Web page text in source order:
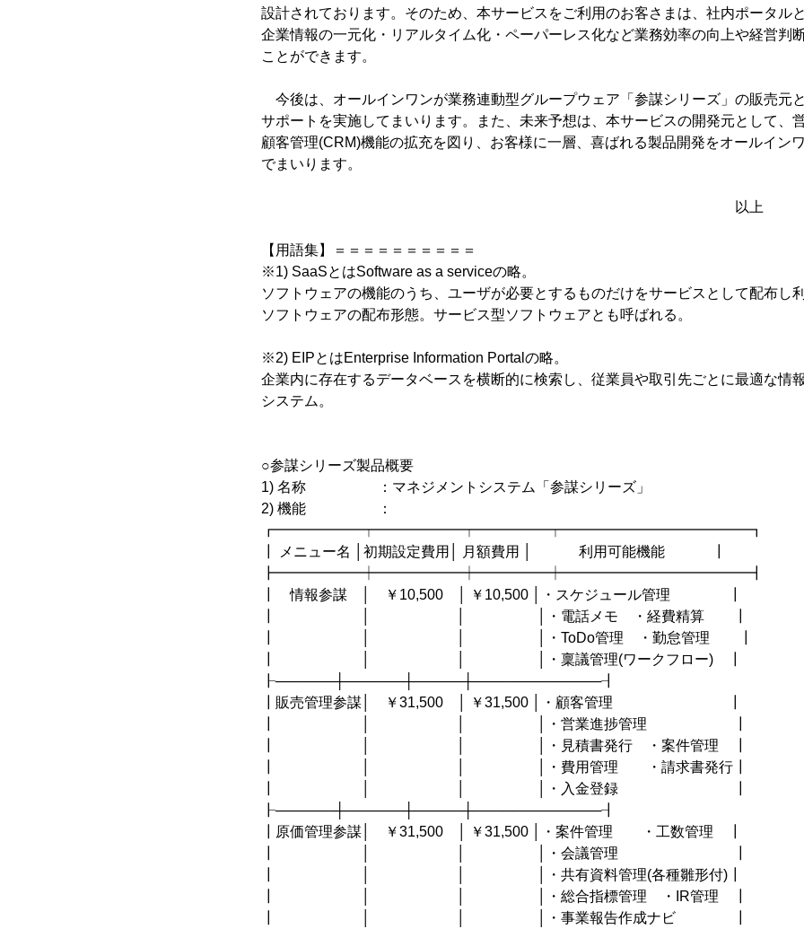
設計されております。そのため、本サービスをご利用のお客さまは、社内ポータル
企業情報の一元化・リアルタイム化・ペーパーレス化など業務効率の向上や経営判
ことができます。
今後は、オールインワンが業務連動型グループウェア「参謀シリーズ」の販売元
サポートを実施してまいります。また、未来予想は、本サービスの開発元として、
顧客管理(CRM)機能の拡充を図り、お客様に一層、喜ばれる製品開発をオールイン
でまいります。
以上
【用語集】＝＝＝＝＝＝＝＝＝＝
※1) SaaSとはSoftware as a serviceの略。
ソフトウェアの機能のうち、ユーザが必要とするものだけをサービスとして配布し
ソフトウェアの配布形態。サービス型ソフトウェアとも呼ばれる。
※2) EIPとはEnterprise Information Portalの略。
企業内に存在するデータベースを横断的に検索し、従業員や取引先ごとに最適な情
システム。
○参謀シリーズ製品概要
1) 名称 ：マネジメントシステム「参謀シリーズ」
2) 機能 ：
┏━━━━━━┯━━━━━━┯━━━━━┯━━━━━━━━━━━━━┓
┃ メニュー名 │初期設定費用│ 月額費用 │ 利用可能機能 ┃
┣━━━━━━┿━━━━━━┿━━━━━┿━━━━━━━━━━━━━┫
┃ 情報参謀 │ ￥10,500 │ ￥10,500 │・スケジュール管理 ┃
┃ │ │ │・電話メモ ・経費精算 ┃
┃ │ │ │・ToDo管理 ・勤怠管理 ┃
┃ │ │ │・稟議管理(ワークフロー) ┃
┠──────┼──────┼─────┼─────────────┨
┃販売管理参謀│ ￥31,500 │ ￥31,500 │・顧客管理 ┃
┃ │ │ │・営業進捗管理 ┃
┃ │ │ │・見積書発行 ・案件管理 ┃
┃ │ │ │・費用管理 ・請求書発行┃
┃ │ │ │・入金登録 ┃
┠──────┼──────┼─────┼─────────────┨
┃原価管理参謀│ ￥31,500 │ ￥31,500 │・案件管理 ・工数管理 ┃
┃ │ │ │・会議管理 ┃
┃ │ │ │・共有資料管理(各種雛形付)┃
┃ │ │ │・総合指標管理 ・IR管理 ┃
┃ │ │ │・事業報告作成ナビ ┃